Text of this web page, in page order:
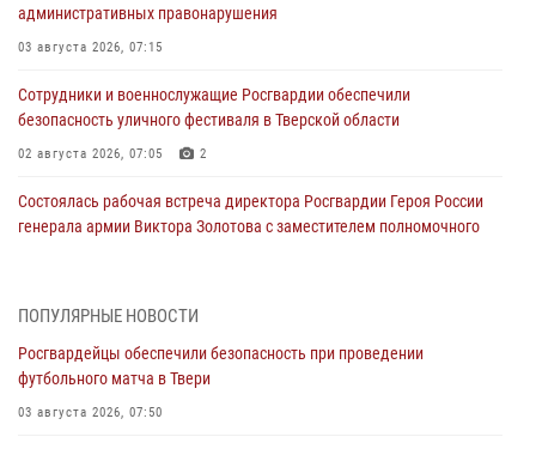
административных правонарушения
03 августа 2026, 07:15
Сотрудники и военнослужащие Росгвардии обеспечили
безопасность уличного фестиваля в Тверской области
02 августа 2026, 07:05 2
Состоялась рабочая встреча директора Росгвардии Героя России
генерала армии Виктора Золотова с заместителем полномочного
31 июля 2026, 05:42 4
Росгвардейцы в Твери приняли участие в молебне, посвященном
Дню Крещения Руси
28 июля 2026, 11:30
ПОПУЛЯРНЫЕ НОВОСТИ
Росгвардейцы обеспечили безопасность при проведении
футбольного матча в Твери
03 августа 2026, 07:50